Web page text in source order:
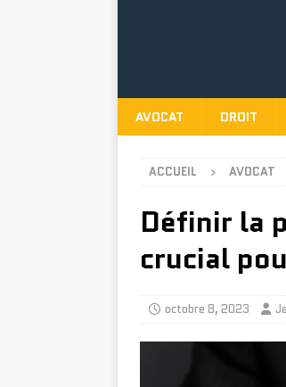
AVOCAT DROIT
ACCUEIL AVOCAT
Définir la
crucial
octobre 8, 2023